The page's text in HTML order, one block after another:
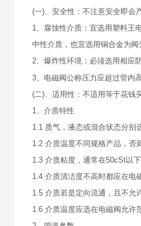
(一)、安全性：不注意安全即会
1、腐蚀性介质：宜选用塑料王
中性介质，也宜选用铜合金为
2、爆炸性环境：必须选用相应
3、电磁阀公称压力应超过管内
(二)、适用性：不适用等于花钱
1、介质特性
1.1 质气，液态或混合状态分别
1.2 介质温度不同规格产品，
1.3 介质粘度，通常在50cSt以
1.4 介质清洁度不高时都应在
1.5 介质若是定向流通，且不
1.6 介质温度应选在电磁阀允许